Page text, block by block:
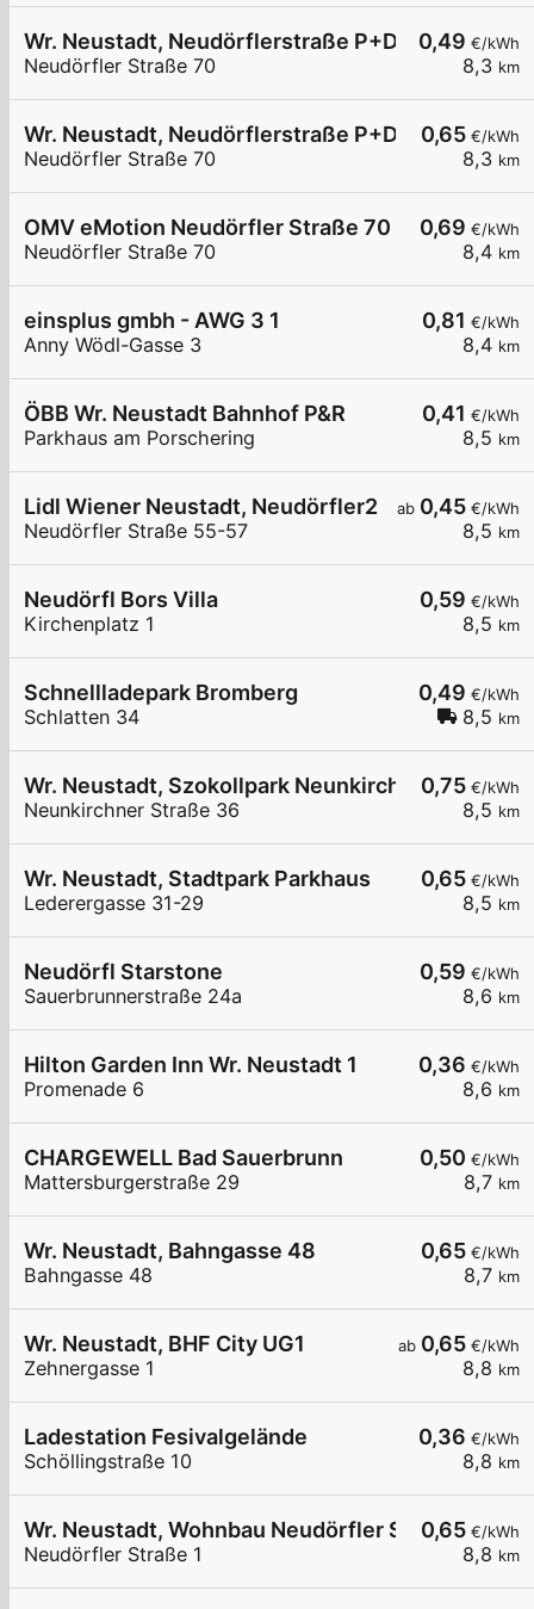
0,49 €/kWh
8,3 km
Wr. Neustadt, Neudörflerstraße P+D
Neudörfler Straße 70
0,65 €/kWh
8,3 km
Wr. Neustadt, Neudörflerstraße P+D
Neudörfler Straße 70
0,69 €/kWh
8,4 km
OMV eMotion Neudörfler Straße 70 Wiener
Neudörfler Straße 70
0,81 €/kWh
8,4 km
einsplus gmbh - AWG 3 1
Anny Wödl-Gasse 3
0,41 €/kWh
8,5 km
ÖBB Wr. Neustadt Bahnhof P&R
Parkhaus am Porschering
ab 0,45 €/kWh
8,5 km
Lidl Wiener Neustadt, Neudörfler2
Neudörfler Straße 55-57
0,59 €/kWh
8,5 km
Neudörfl Bors Villa
Kirchenplatz 1
0,49 €/kWh
8,5 km
Schnellladepark Bromberg
Schlatten 34
0,75 €/kWh
8,5 km
Wr. Neustadt, Szokollpark Neunkirchnerstr.
Neunkirchner Straße 36
0,65 €/kWh
8,5 km
Wr. Neustadt, Stadtpark Parkhaus
Lederergasse 31-29
0,59 €/kWh
8,6 km
Neudörfl Starstone
Sauerbrunnerstraße 24a
0,36 €/kWh
8,6 km
Hilton Garden Inn Wr. Neustadt 1
Promenade 6
0,50 €/kWh
8,7 km
CHARGEWELL Bad Sauerbrunn
Mattersburgerstraße 29
0,65 €/kWh
8,7 km
Wr. Neustadt, Bahngasse 48
Bahngasse 48
ab 0,65 €/kWh
8,8 km
Wr. Neustadt, BHF City UG1
Zehnergasse 1
0,36 €/kWh
8,8 km
Ladestation Fesivalgelände
Schöllingstraße 10
0,65 €/kWh
8,8 km
Wr. Neustadt, Wohnbau Neudörfler Str.
Neudörfler Straße 1